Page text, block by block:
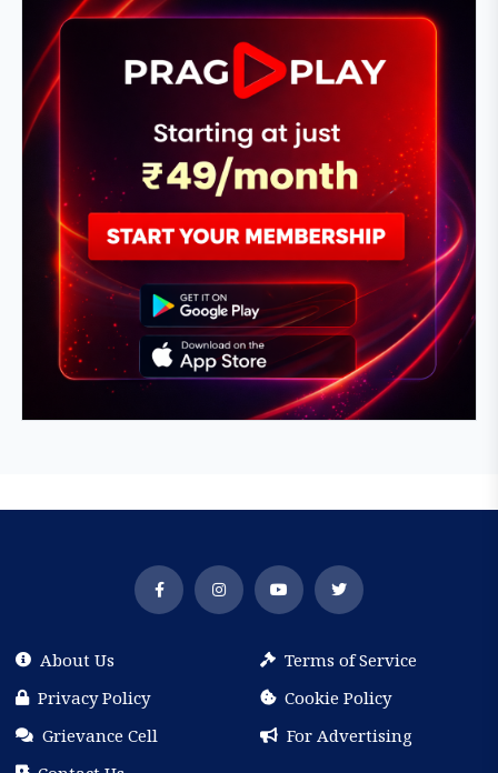
About Us
Terms of Service
Privacy Policy
Cookie Policy
Grievance Cell
For Advertising